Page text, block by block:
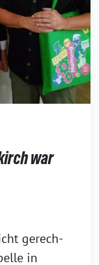
war
gerech­
in